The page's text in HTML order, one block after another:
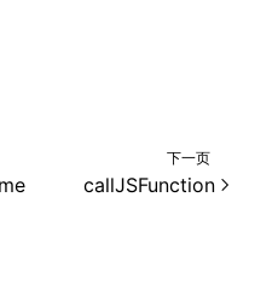
下一页
callJSFunction